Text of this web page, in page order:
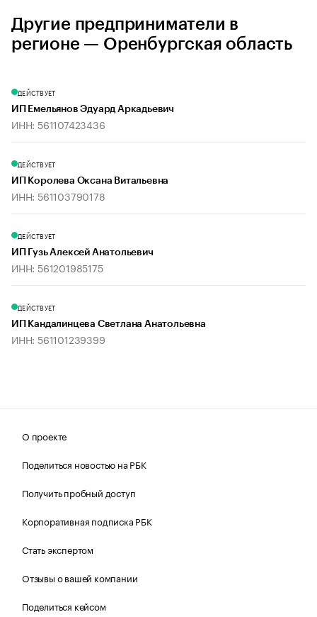
Другие предприниматели в
регионе — Оренбургская область
ДЕЙСТВУЕТ
ИП Емельянов Эдуард Аркадьевич
ИНН: 561107423436
ДЕЙСТВУЕТ
ИП Королева Оксана Витальевна
ИНН: 561103790178
ДЕЙСТВУЕТ
ИП Гузь Алексей Анатольевич
ИНН: 561201985175
ДЕЙСТВУЕТ
ИП Кандалинцева Светлана Анатольевна
ИНН: 561101239399
О проекте
Поделиться новостью на РБК
Получить пробный доступ
Корпоративная подписка РБК
Стать экспертом
Отзывы о вашей компании
Поделиться кейсом